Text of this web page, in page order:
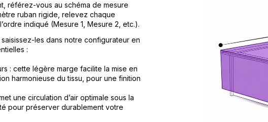
référez-vous au schéma de mesure
ruban rigide, relevez chaque
indiqué (Mesure 1, Mesure 2, etc.).
les dans notre configurateur en
:
: cette légère marge facilite la mise en
harmonieuse du tissu, pour une finition
une circulation d’air optimale sous la
pour préserver durablement votre